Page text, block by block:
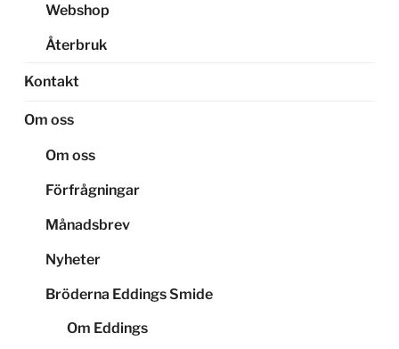
Webshop
Återbruk
Kontakt
Om oss
Om oss
Förfrågningar
Månadsbrev
Nyheter
Bröderna Eddings Smide
Om Eddings